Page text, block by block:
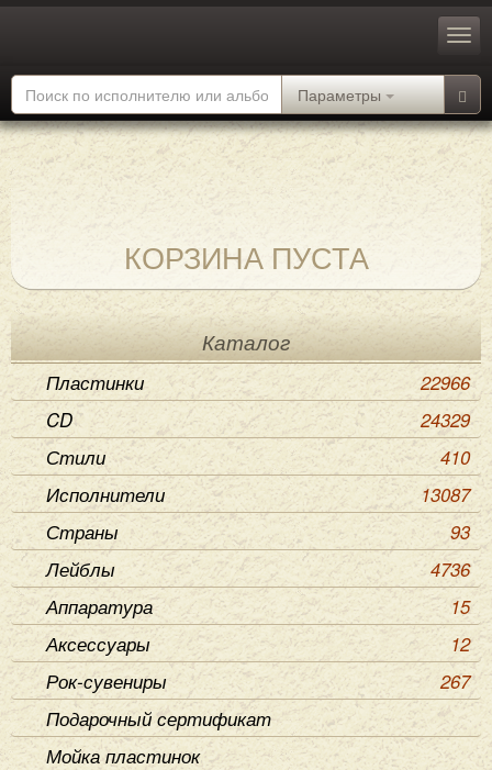
Параметры
КОРЗИНА ПУСТА
Каталог
Пластинки
22966
CD
24329
Стили
410
Исполнители
13087
Страны
93
Лейблы
4736
Аппаратура
15
Аксессуары
12
Рок-сувениры
267
Подарочный сертификат
Мойка пластинок